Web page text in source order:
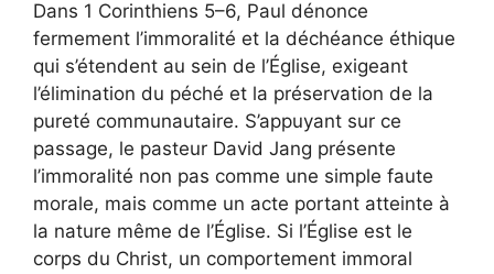
Dans 1 Corinthiens 5–6, Paul dénonce
fermement l’immoralité et la déchéance éthique
qui s’étendent au sein de l’Église, exigeant
l’élimination du péché et la préservation de la
pureté communautaire. S’appuyant sur ce
passage, le pasteur David Jang présente
l’immoralité non pas comme une simple faute
morale, mais comme un acte portant atteinte à
la nature même de l’Église. Si l’Église est le
corps du Christ, un comportement immoral